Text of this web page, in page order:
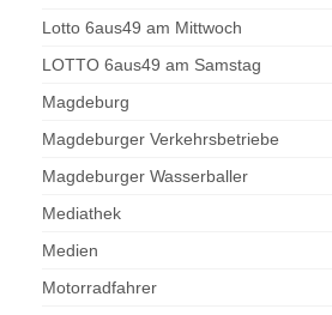
Lotto 6aus49 am Mittwoch
LOTTO 6aus49 am Samstag
Magdeburg
Magdeburger Verkehrsbetriebe
Magdeburger Wasserballer
Mediathek
Medien
Motorradfahrer